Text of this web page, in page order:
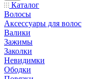
Каталог
Волосы
Аксессуары для волос
Валики
Зажимы
Заколки
Невидимки
Ободки